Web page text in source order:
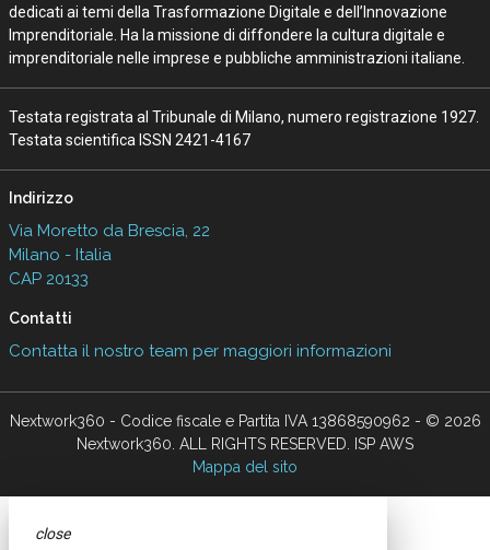
dedicati ai temi della Trasformazione Digitale e dell’Innovazione
Imprenditoriale. Ha la missione di diffondere la cultura digitale e
imprenditoriale nelle imprese e pubbliche amministrazioni italiane.
Testata registrata al Tribunale di Milano, numero registrazione 1927.
Testata scientifica ISSN 2421-4167
Indirizzo
Via Moretto da Brescia, 22
Milano - Italia
CAP 20133
Contatti
Contatta il nostro team per maggiori informazioni
Nextwork360 - Codice fiscale e Partita IVA 13868590962 - © 2026
Nextwork360. ALL RIGHTS RESERVED. ISP AWS
Mappa del sito
close